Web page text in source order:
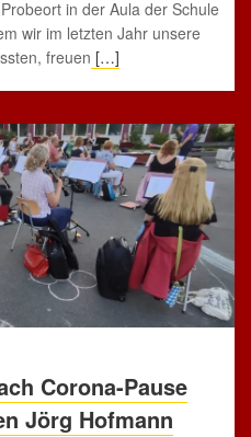
in der Aula der Schule
wir im letzten Jahr unsere
freuen […]
Corona-Pause
Jörg Hofmann